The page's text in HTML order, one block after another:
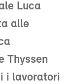
Luca
alle
Thyssen
i lavoratori